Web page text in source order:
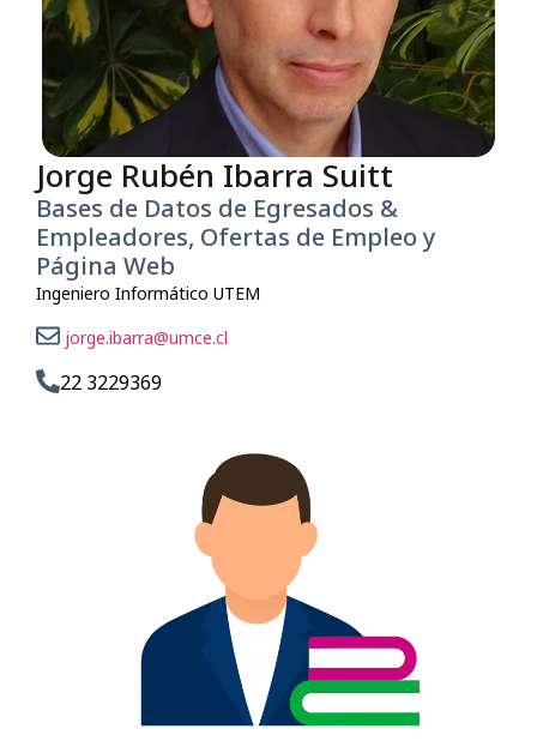
Jorge Rubén Ibarra Suitt
Bases de Datos de Egresados &
Empleadores, Ofertas de Empleo y
Página Web
Ingeniero Informático UTEM
jorge.ibarra@umce.cl
22 3229369